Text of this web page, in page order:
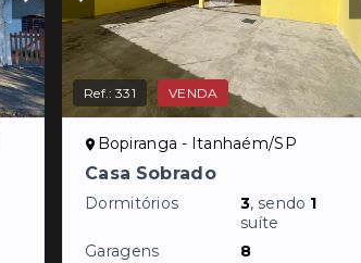
Ref.:331 VENDA
Bopiranga - Itanhaém/SP
Casa Sobrado
Dormitórios 3, sendo 1
suíte
Garagens
8